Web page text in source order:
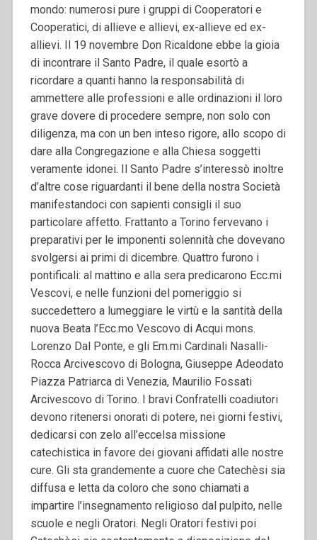
mondo: numerosi pure i gruppi di Cooperatori e
Cooperatici, di allieve e allievi, ex-allieve ed ex-
allievi. Il 19 novembre Don Ricaldone ebbe la gioia
di incontrare il Santo Padre, il quale esortò a
ricordare a quanti hanno la responsabilità di
ammettere alle professioni e alle ordinazioni il loro
grave dovere di procedere sempre, non solo con
diligenza, ma con un ben inteso rigore, allo scopo di
dare alla Congregazione e alla Chiesa soggetti
veramente idonei. Il Santo Padre s’interessò inoltre
d’altre cose riguardanti il bene della nostra Società
manifestandoci con sapienti consigli il suo
particolare affetto. Frattanto a Torino fervevano i
preparativi per le imponenti solennità che dovevano
svolgersi ai primi di dicembre. Quattro furono i
pontificali: al mattino e alla sera predicarono Ecc.mi
Vescovi, e nelle funzioni del pomeriggio si
succedettero a lumeggiare le virtù e la santità della
nuova Beata l’Ecc.mo Vescovo di Acqui mons.
Lorenzo Dal Ponte, e gli Em.mi Cardinali Nasalli-
Rocca Arcivescovo di Bologna, Giuseppe Adeodato
Piazza Patriarca di Venezia, Maurilio Fossati
Arcivescovo di Torino. I bravi Confratelli coadiutori
devono ritenersi onorati di potere, nei giorni festivi,
dedicarsi con zelo all’eccelsa missione
catechistica in favore dei giovani affidati alle nostre
cure. Gli sta grandemente a cuore che Catechèsi sia
diffusa e letta da coloro che sono chiamati a
impartire l’insegnamento religioso dal pulpito, nelle
scuole e negli Oratori. Negli Oratori festivi poi